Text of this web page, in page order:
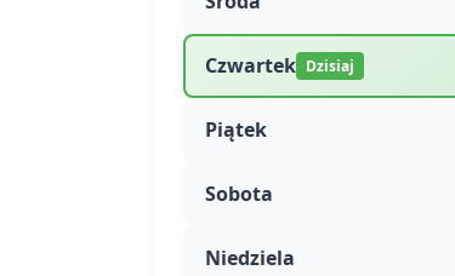
Czwartek Dzisiaj
Piątek
Sobota
Niedziela